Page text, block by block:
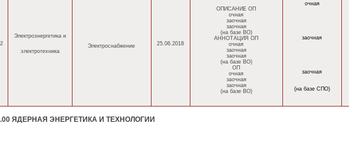
Электроэнергетика и
электротехника
Электроснабжение 25.06.2018
ОПИСАНИЕ ОП
очная
заочная
заочная
(на базе ВО)
АННОТАЦИЯ ОП
очная
заочная
заочная
(на базе ВО)
ОП
очная
заочная
заочная
(на базе ВО)
очная
заочная
заочная
(на базе СПО)
ЯДЕРНАЯ ЭНЕРГЕТИКА И ТЕХНОЛОГИИ